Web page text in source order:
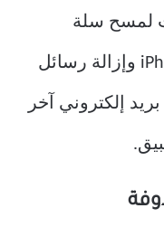
لمسح سلة
المهملات على تطبيق iPhone Mail وإزالة رسائل
إلكتروني آخر